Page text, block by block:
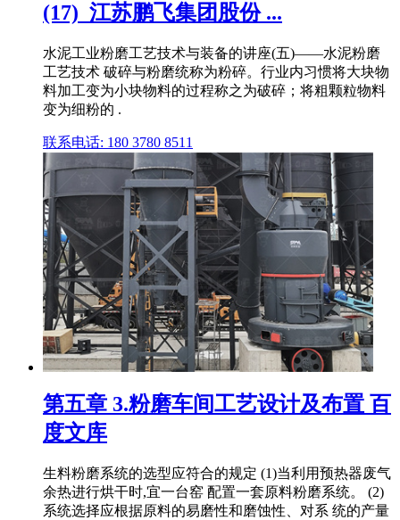
(17)_江苏鹏飞集团股份 ...
水泥工业粉磨工艺技术与装备的讲座(五)——水泥粉磨
工艺技术 破碎与粉磨统称为粉碎。行业内习惯将大块物
料加工变为小块物料的过程称之为破碎；将粗颗粒物料
变为细粉的 .
联系电话: 180 3780 8511
第五章 3.粉磨车间工艺设计及布置 百
度文库
生料粉磨系统的选型应符合的规定 (1)当利用预热器废气
余热进行烘干时,宜一台窑 配置一套原料粉磨系统。 (2)
系统选择应根据原料的易磨性和磨蚀性、对系 统的产量